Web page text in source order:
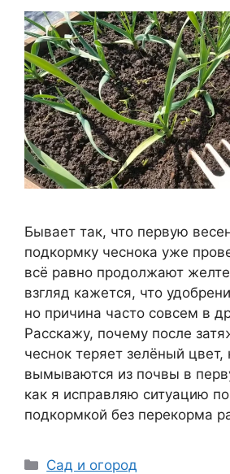
Бывает так, что первую
подкормку чеснока уже
всё равно продолжают
взгляд кажется, что
но причина часто совсем в
Расскажу, почему после
чеснок теряет зелёный
вымываются из почвы в
как я исправляю ситуацию
подкормкой без перекорма
Рубрики
Сад и огород